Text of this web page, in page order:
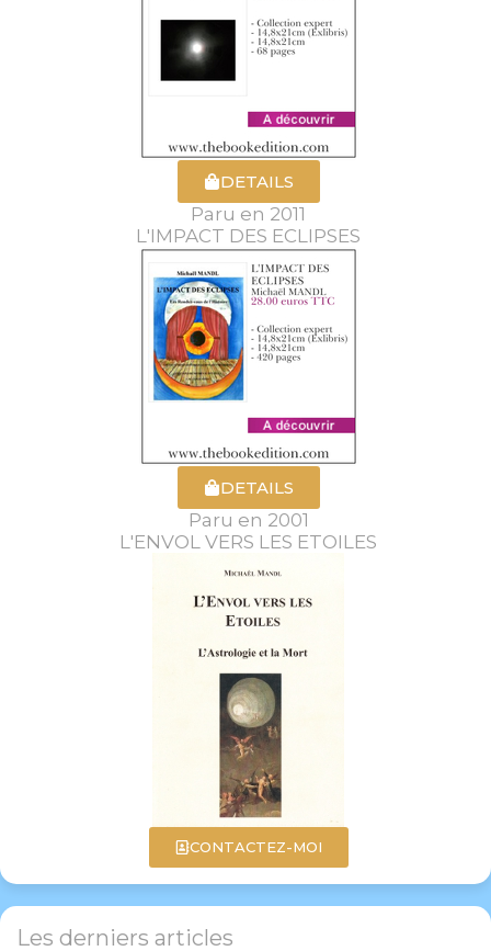
DETAILS
Paru en 2011
L'IMPACT DES ECLIPSES
DETAILS
Paru en 2001
L'ENVOL VERS LES ETOILES
CONTACTEZ-MOI
Les derniers articles